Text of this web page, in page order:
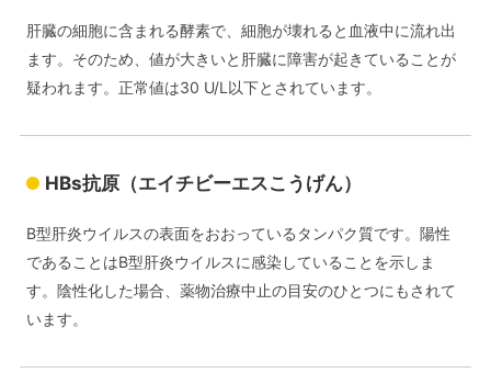
肝臓の細胞に含まれる酵素で、細胞が壊れると血液中に流れ出
ます。そのため、値が大きいと肝臓に障害が起きていることが
疑われます。正常値は30 U/L以下とされています。
HBs抗原（エイチビーエスこうげん）
B型肝炎ウイルスの表面をおおっているタンパク質です。陽性
であることはB型肝炎ウイルスに感染していることを示しま
す。陰性化した場合、薬物治療中止の目安のひとつにもされて
います。